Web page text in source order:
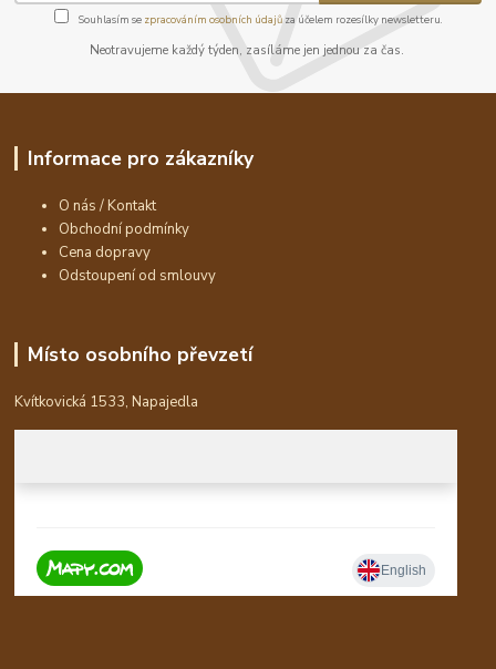
Souhlasím se zpracováním osobních údajůza účelem rozesílky newsletteru.
Neotravujeme každý týden, zasíláme jen jednou za čas.
Informace pro zákazníky
O nás / Kontakt
Obchodní podmínky
Cena dopravy
Odstoupení od smlouvy
Místo osobního převzetí
Kvítkovická 1533, Napajedla